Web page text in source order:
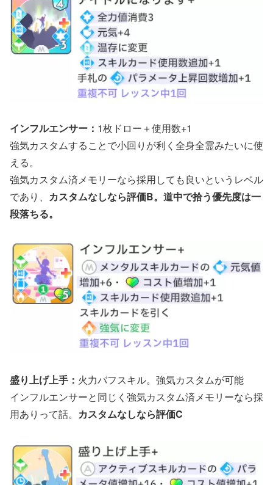
インフルエンサー： 1枚ドロー＋使用数+1
強気カスタムすることで小回りが利く全身全霊みたいに使
える。
強気カスタム済メモリーなら採用しても良いというレベル
であり、 カスタムなしなら評価B。道中で拾う優先度は一
段落ちる。
盛り上げ上手： 火力バフスキル。強気カスタムが可能
インフルエンサーと同じく強気カスタム済メモリーなら採
用ありって話。 カスタムなしなら評価C